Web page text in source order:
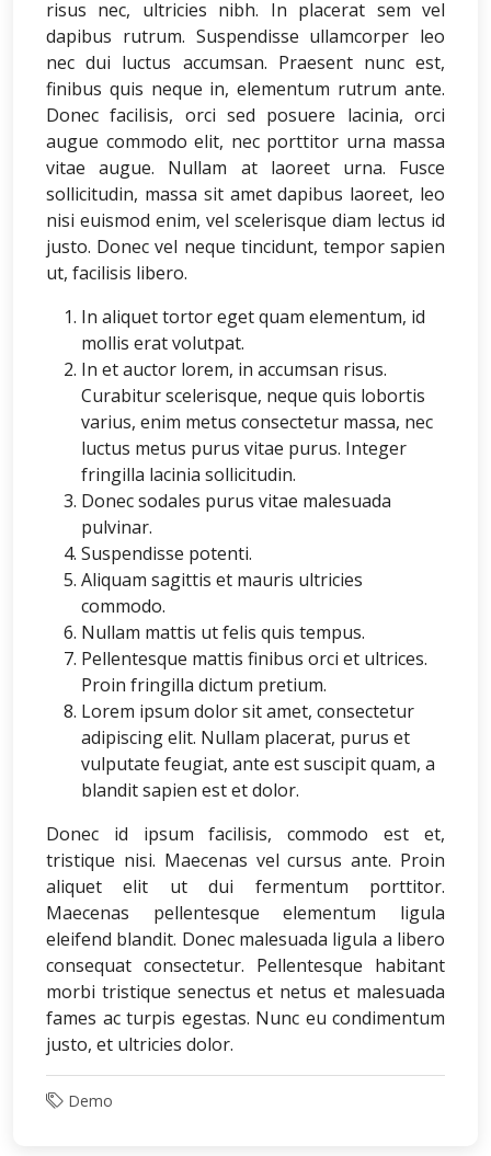
risus nec, ultricies nibh. In placerat sem vel
dapibus rutrum. Suspendisse ullamcorper leo
nec dui luctus accumsan. Praesent nunc est,
finibus quis neque in, elementum rutrum ante.
Donec facilisis, orci sed posuere lacinia, orci
augue commodo elit, nec porttitor urna massa
vitae augue. Nullam at laoreet urna. Fusce
sollicitudin, massa sit amet dapibus laoreet, leo
nisi euismod enim, vel scelerisque diam lectus id
justo. Donec vel neque tincidunt, tempor sapien
ut, facilisis libero.
In aliquet tortor eget quam elementum, id
mollis erat volutpat.
In et auctor lorem, in accumsan risus.
Curabitur scelerisque, neque quis lobortis
varius, enim metus consectetur massa, nec
luctus metus purus vitae purus. Integer
fringilla lacinia sollicitudin.
Donec sodales purus vitae malesuada
pulvinar.
Suspendisse potenti.
Aliquam sagittis et mauris ultricies
commodo.
Nullam mattis ut felis quis tempus.
Pellentesque mattis finibus orci et ultrices.
Proin fringilla dictum pretium.
Lorem ipsum dolor sit amet, consectetur
adipiscing elit. Nullam placerat, purus et
vulputate feugiat, ante est suscipit quam, a
blandit sapien est et dolor.
Donec id ipsum facilisis, commodo est et,
tristique nisi. Maecenas vel cursus ante. Proin
aliquet elit ut dui fermentum porttitor.
Maecenas pellentesque elementum ligula
eleifend blandit. Donec malesuada ligula a libero
consequat consectetur. Pellentesque habitant
morbi tristique senectus et netus et malesuada
fames ac turpis egestas. Nunc eu condimentum
justo, et ultricies dolor.
Demo